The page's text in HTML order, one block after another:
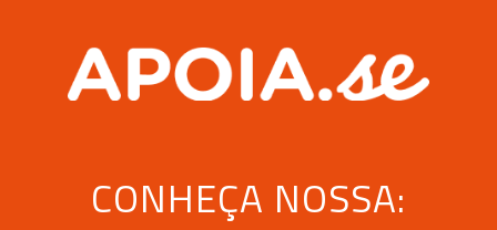
CONHEÇA NOSSA: